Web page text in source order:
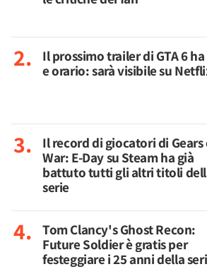
Il prossimo trailer di GTA 6
e orario: sarà visibile su
Il record di giocatori di Gears
War: E-Day su Steam ha già
battuto tutti gli altri titoli
serie
Tom Clancy's Ghost Recon:
Future Soldier è gratis per
festeggiare i 25 anni della